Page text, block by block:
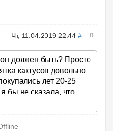
Чт, 11.04.2019 22:44 # 0
должен быть? Просто
кактусов довольно
лет 20-25
бы не сказала, что